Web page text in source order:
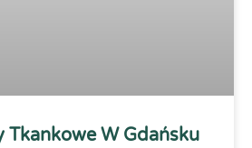
Tkankowe W Gdańsku